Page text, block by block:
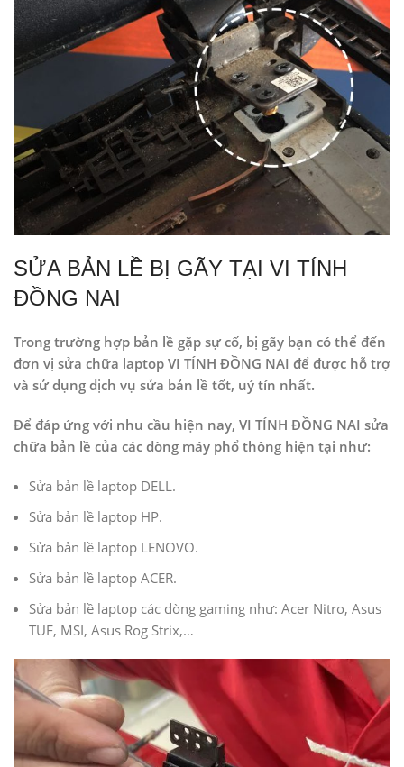
SỬA BẢN LỀ BỊ GÃY TẠI VI TÍNH
ĐỒNG NAI
Trong trường hợp bản lề gặp sự cố, bị gãy bạn có thể đến
đơn vị sửa chữa laptop VI TÍNH ĐỒNG NAI để được hỗ trợ
và sử dụng dịch vụ sửa bản lề tốt, uý tín nhất.
Để đáp ứng với nhu cầu hiện nay, VI TÍNH ĐỒNG NAI sửa
chữa bản lề của các dòng máy phổ thông hiện tại như:
Sửa bản lề laptop DELL.
Sửa bản lề laptop HP.
Sửa bản lề laptop LENOVO.
Sửa bản lề laptop ACER.
Sửa bản lề laptop các dòng gaming như: Acer Nitro, Asus
TUF, MSI, Asus Rog Strix,…